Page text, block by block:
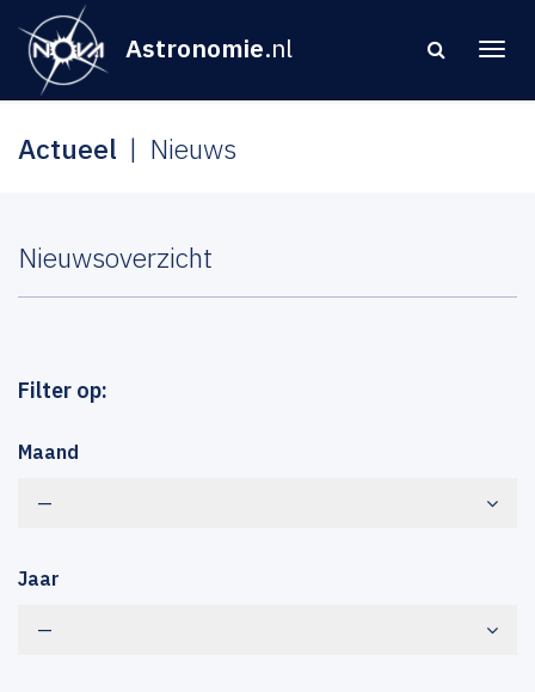
Astronomie.nl
Actueel Nieuws
Nieuwsoverzicht
Filter op:
Maand
—
Jaar
—